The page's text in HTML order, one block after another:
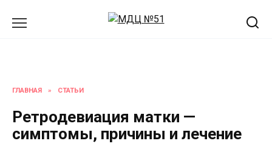
ГЛАВНАЯ » СТАТЬИ
Ретродевиация матки —
симптомы, причины и лечение